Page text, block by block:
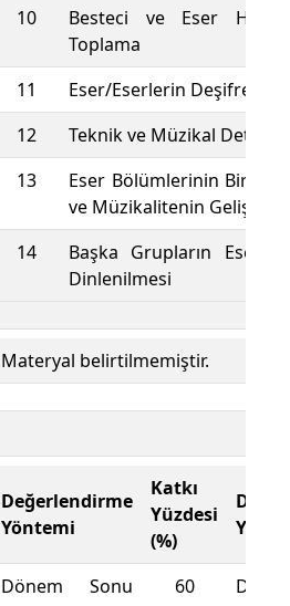
10
Besteci ve Eser
Toplama
11
Eser/Eserlerin Deşifre
12
Teknik ve Müzikal Detaylı
13
Eser Bölümlerinin Birlikte
ve Müzikalitenin
14
Başka Grupların Eser
Dinlenilmesi
Materyal belirtilmemiştir.
Değerlendirme
Yöntemi
Katkı
Yüzdesi
(%)
Dönem Sonu
60